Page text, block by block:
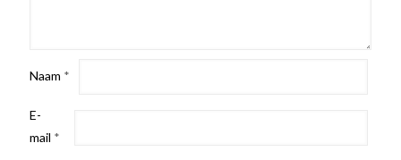
Naam *
E-
mail *